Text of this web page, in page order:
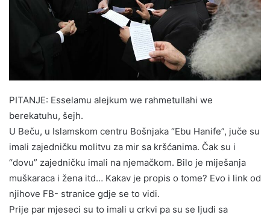
PITANJE: Esselamu alejkum we rahmetullahi we
berekatuhu, šejh.
U Beču, u Islamskom centru Bošnjaka “Ebu Hanife”, juče su
imali zajedničku molitvu za mir sa kršćanima. Čak su i
“dovu” zajedničku imali na njemačkom. Bilo je miješanja
muškaraca i žena itd… Kakav je propis o tome? Evo i link od
njihove FB- stranice gdje se to vidi.
Prije par mjeseci su to imali u crkvi pa su se ljudi sa